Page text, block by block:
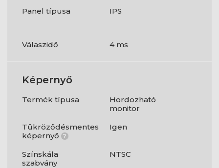
Panel típusa IPS
Válaszidő 4 ms
Képernyő
Termék típusa
Hordozható
monitor
Tükröződésmentes
képernyő ?
Igen
Színskála
szabvány
NTSC